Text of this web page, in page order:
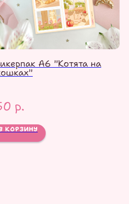
А6 "Котята на
р.
КОРЗИНУ